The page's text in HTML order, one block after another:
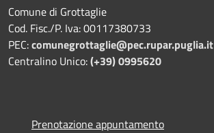
Comune di Grottaglie
Cod. Fisc./P. Iva: 00117380733
PEC:comunegrottaglie@pec.rupar.puglia.it
Centralino Unico:(+39) 0995620
Prenotazione appuntamento